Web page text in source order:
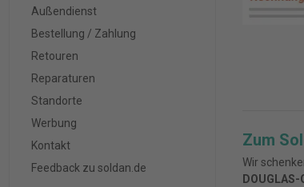
Außendienst
Bestellung / Zahlung
Retouren
Reparaturen
Standorte
Werbung
Kontakt
Feedback zu soldan.de
Zum
Wir